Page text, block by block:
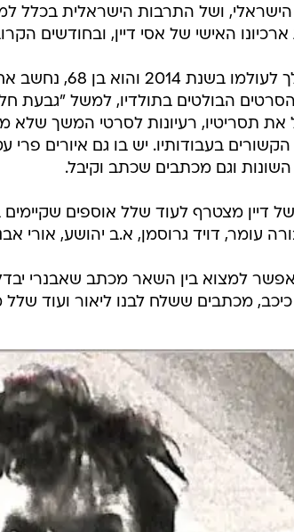
הישראלי, ושל התרבות הישראלית בכלל
האישי של אסי דיין, ובחודשים
דיין, שהלך
הבולטים בתולדיו, למשל "גבעת
את תסריטיו, רעיונות לסרטי המשך שלא
בעבודותיו. יש בו גם איורים פרי
השונות וגם מכתבים שכתב וקיבל.
של דיין מצטרף לעוד שלל אוספים
עומר, דויד גרוסמן, א.ב יהושע, אורי
אפשר למצוא בין השאר מכתב שאבנרי
כיכב, מכתבים ששלח לבנו ליאור ועוד